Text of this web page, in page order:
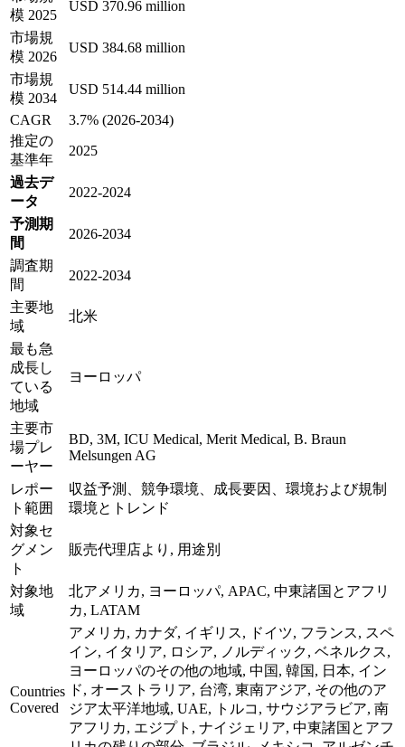
模 2025
USD 370.96 million
市場規
模 2026
USD 384.68 million
市場規
模 2034
USD 514.44 million
CAGR
3.7% (2026-2034)
推定の
基準年
2025
過去デ
ータ
2022-2024
予測期
間
2026-2034
調査期
間
2022-2034
主要地
域
北米
最も急
成長し
ている
地域
ヨーロッパ
主要市
場プレ
ーヤー
BD, 3M, ICU Medical, Merit Medical, B. Braun
Melsungen AG
レポー
ト範囲
収益予測、競争環境、成長要因、環境および規制
環境とトレンド
対象セ
グメン
ト
販売代理店より, 用途別
対象地
域
北アメリカ, ヨーロッパ, APAC, 中東諸国とアフリ
カ, LATAM
Countries
Covered
アメリカ, カナダ, イギリス, ドイツ, フランス, スペ
イン, イタリア, ロシア, ノルディック, ベネルクス,
ヨーロッパのその他の地域, 中国, 韓国, 日本, イン
ド, オーストラリア, 台湾, 東南アジア, その他のア
ジア太平洋地域, UAE, トルコ, サウジアラビア, 南
アフリカ, エジプト, ナイジェリア, 中東諸国とアフ